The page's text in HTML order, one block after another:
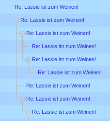
Re: Lassie ist zum Weinen!
Re: Lassie ist zum Weinen!
Re: Lassie ist zum Weinen!
Re: Lassie ist zum Weinen!
Re: Lassie ist zum Weinen!
Re: Lassie ist zum Weinen!
Re: Lassie ist zum Weinen!
Re: Lassie ist zum Weinen!
Re: Lassie ist zum Weinen!